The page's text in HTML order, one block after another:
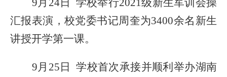
9月24日 学校举行2021级新生军训会操
汇报表演，校党委书记周奎为3400余名新生
讲授开学第一课。
9月25日 学校首次承接并顺利举办湖南